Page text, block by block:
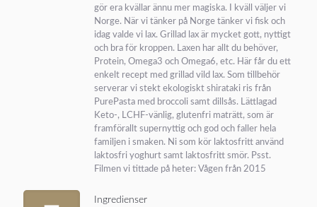
gör era kvällar ännu mer magiska. I kväll väljer vi
Norge. När vi tänker på Norge tänker vi fisk och
idag valde vi lax. Grillad lax är mycket gott, nyttigt
och bra för kroppen. Laxen har allt du behöver,
Protein, Omega3 och Omega6, etc. Här får du ett
enkelt recept med grillad vild lax. Som tillbehör
serverar vi stekt ekologiskt shirataki ris från
PurePasta med broccoli samt dillsås. Lättlagad
Keto-, LCHF-vänlig, glutenfri maträtt, som är
framförallt supernyttig och god och faller hela
familjen i smaken. Ni som kör laktosfritt använd
laktosfri yoghurt samt laktosfritt smör. Psst.
Filmen vi tittade på heter: Vågen från 2015
Ingredienser